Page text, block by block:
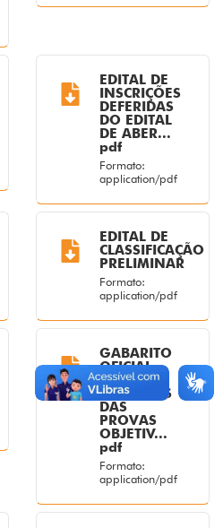
EDITAL DE
INSCRIÇÕES
DEFERIDAS
DO EDITAL
DE ABER...
pdf
Formato:
application/pdf
EDITAL DE
CLASSIFICAÇÃO
PRELIMINAR
Formato:
application/pdf
GABARITO
OFICIAL
APÓS
RECURSOS
DAS
PROVAS
OBJETIV...
pdf
Formato:
application/pdf